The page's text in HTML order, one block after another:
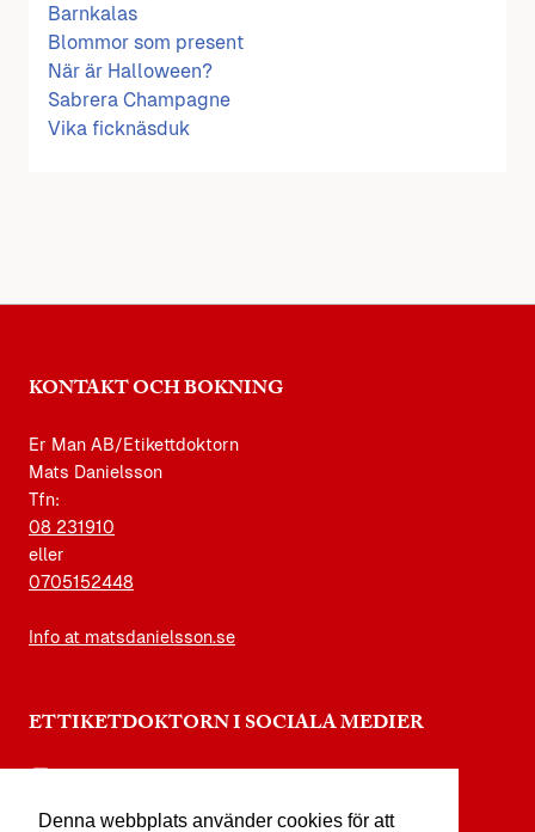
Denna webbplats använder cookies för att
Barnkalas
Blommor som present
När är Halloween?
Sabrera Champagne
Vika ficknäsduk
KONTAKT OCH BOKNING
Er Man AB/Etikettdoktorn
Mats Danielsson
Tfn:
08 231910
eller
0705152448
Info at matsdanielsson.se
ETTIKETDOKTORN I SOCIALA MEDIER
facebook.com/etikettdoktorn